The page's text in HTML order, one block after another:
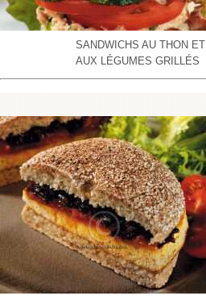
SANDWICHS AU THON ET
AUX LÉGUMES GRILLÉS